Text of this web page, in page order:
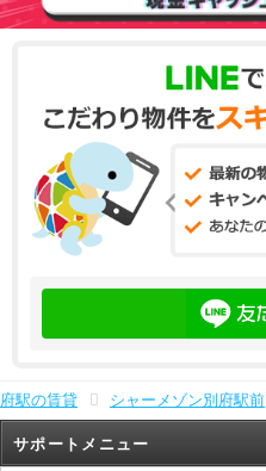
駅の賃貸 シャーメゾン別府駅前
サポートメニュー